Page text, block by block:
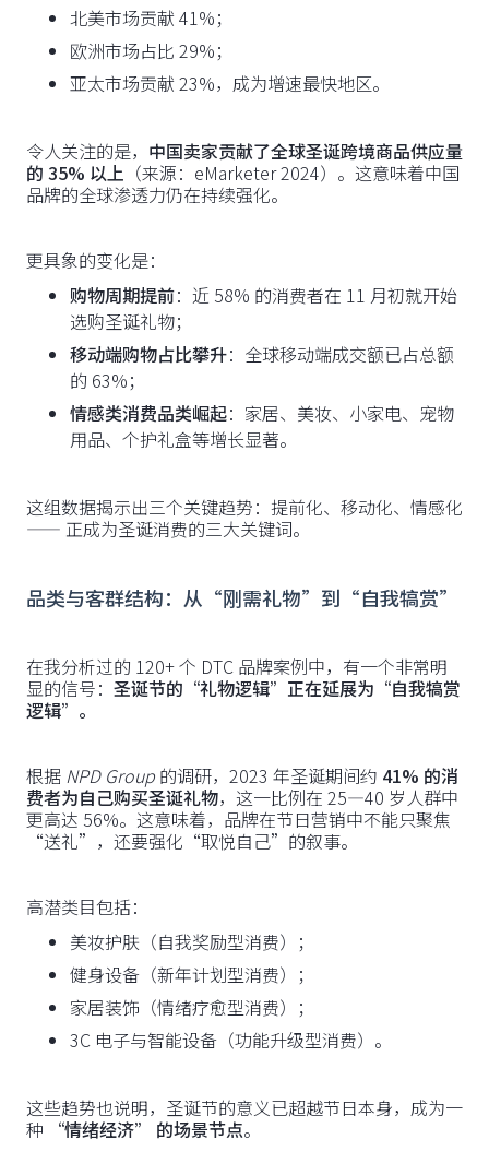
北美市场贡献 41%；
欧洲市场占比 29%；
亚太市场贡献 23%，成为增速最快地区。
令人关注的是， 中国卖家贡献了全球圣诞跨境商品供应量
的 35% 以上 （来源：eMarketer 2024）。这意味着中国
品牌的全球渗透力仍在持续强化。
更具象的变化是：
购物周期提前：近 58% 的消费者在 11 月初就开始
选购圣诞礼物；
移动端购物占比攀升：全球移动端成交额已占总额
的 63%；
情感类消费品类崛起：家居、美妆、小家电、宠物
用品、个护礼盒等增长显著。
这组数据揭示出三个关键趋势：提前化、移动化、情感化
—— 正成为圣诞消费的三大关键词。
品类与客群结构：从“刚需礼物”到“自我犒赏”
在我分析过的 120+ 个 DTC 品牌案例中，有一个非常明
显的信号： 圣诞节的“礼物逻辑”正在延展为“自我犒赏
逻辑”。
根据 NPD Group 的调研，2023 年圣诞期间约 41% 的消
费者为自己购买圣诞礼物，这一比例在 25—40 岁人群中
更高达 56%。这意味着，品牌在节日营销中不能只聚焦
“送礼”，还要强化“取悦自己”的叙事。
高潜类目包括：
美妆护肤（自我奖励型消费）；
健身设备（新年计划型消费）；
家居装饰（情绪疗愈型消费）；
3C 电子与智能设备（功能升级型消费）。
这些趋势也说明，圣诞节的意义已超越节日本身，成为一
种
“情绪经济” 的场景节点。